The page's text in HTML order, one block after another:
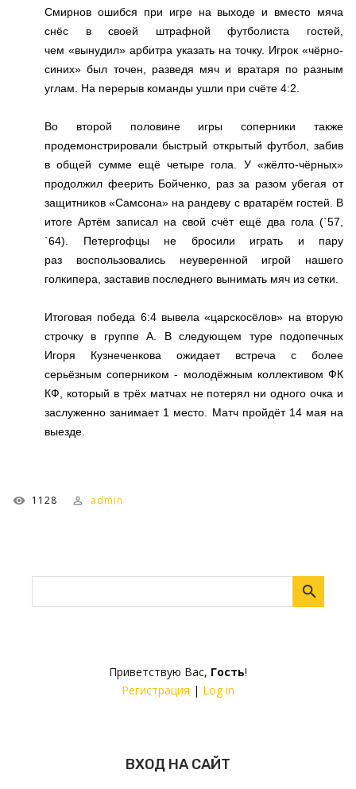
Приветствую Вас, Гость!
Регистрация | Log in
ВХОД НА САЙТ
Смирнов ошибся при игре на выходе и вместо мяча
снёс в своей штрафной футболиста гостей,
чем «вынудил» арбитра указать на точку. Игрок «чёрно-
синих» был точен, разведя мяч и вратаря по разным
углам. На перерыв команды ушли при счёте 4:2.
Во второй половине игры соперники также
продемонстрировали быстрый открытый футбол, забив
в общей сумме ещё четыре гола. У «жёлто-чёрных»
продолжил феерить Бойченко, раз за разом убегая от
защитников «Самсона» на рандеву с вратарём гостей. В
итоге Артём записал на свой счёт ещё два гола (`57,
`64). Петергофцы не бросили играть и пару
раз воспользовались неуверенной игрой нашего
голкипера, заставив последнего вынимать мяч из сетки.
Итоговая победа 6:4 вывела «царскосёлов» на вторую
строчку в группе А. В следующем туре подопечных
Игоря Кузнеченкова ожидает встреча с более
серьёзным соперником - молодёжным коллективом ФК
КФ, который в трёх матчах не потерял ни одного очка и
заслуженно занимает 1 место. Матч пройдёт 14 мая на
выезде.
1128 admin